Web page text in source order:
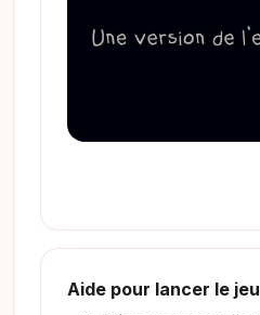
Aide pour lancer le